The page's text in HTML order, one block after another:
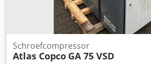
Schroefcompressor
Atlas Copco GA 75 VSD